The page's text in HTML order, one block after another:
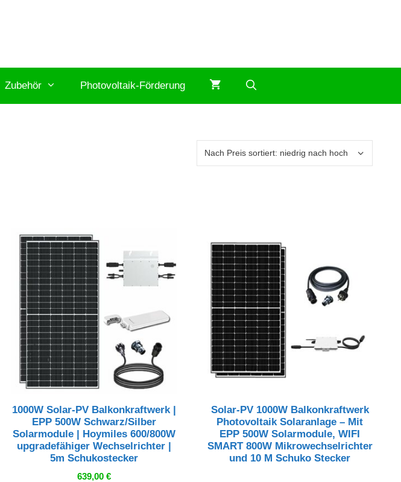
Zubehör Photovoltaik-Förderung
1000W Solar-PV Balkonkraftwerk |
EPP 500W Schwarz/Silber
Solarmodule | Hoymiles 600/800W
upgradefähiger Wechselrichter |
5m Schukostecker
639,00 €
Solar-PV 1000W Balkonkraftwerk
Photovoltaik Solaranlage – Mit
EPP 500W Solarmodule, WIFI
SMART 800W Mikrowechselrichter
und 10 M Schuko Stecker